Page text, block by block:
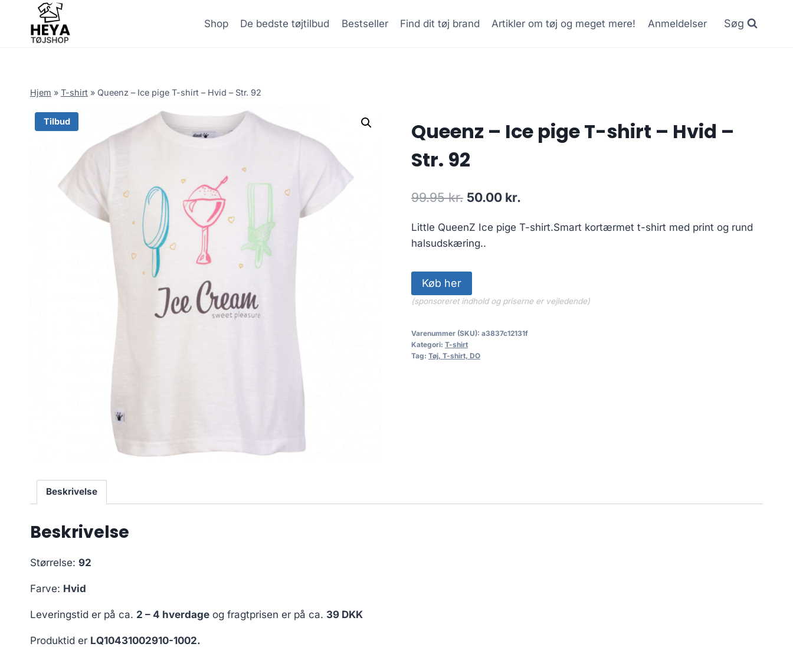
content
Shop De bedste tøjtilbud Bestseller Find dit tøj brand Artikler om tøj og meget mere! Anmeldelser Søg
Hjem » T-shirt » Queenz – Ice pige T-shirt – Hvid – Str. 92
Tilbud
Queenz – Ice pige T-shirt – Hvid –
Str. 92
99.95kr. Original
was:
50.00 kr.
is:
Little QueenZ Ice pige T-shirt.Smart kortærmet t-shirt med print og rund
halsudskæring..
Køb her
(sponsoreret indhold og priserne er vejledende)
Varenummer (SKU): a3837c12131f
Kategori: T-shirt
Tag: Tøj, T-shirt, DO
Beskrivelse
Beskrivelse
Størrelse: 92
Farve: Hvid
Leveringstid er på ca. 2 – 4 hverdage og fragtprisen er på ca. 39 DKK
Produktid er LQ10431002910-1002.